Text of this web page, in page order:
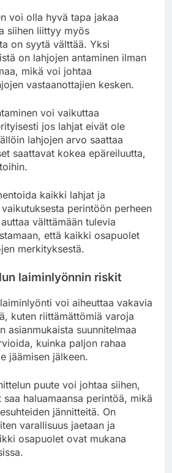
voi olla hyvä tapa jakaa
siihen liittyy myös
on syytä välttää. Yksi
on lahjojen antaminen ilman
mikä voi johtaa
vastaanottajien kesken.
voi vaikuttaa
jos lahjat eivät ole
lahjojen arvo saattaa
saattavat kokea epäreiluutta,
kaikki lahjat ja
perintöön perheen
välttämään tulevia
että kaikki osapuolet
merkityksestä.
laiminlyönnin riskit
voi aiheuttaa vakavia
kuten riittämättömiä varoja
asianmukaista suunnitelmaa
kuinka paljon rahaa
jäämisen jälkeen.
puute voi johtaa siihen,
haluamaansa perintöä, mikä
jännitteitä. On
varallisuus jaetaan ja
osapuolet ovat mukana